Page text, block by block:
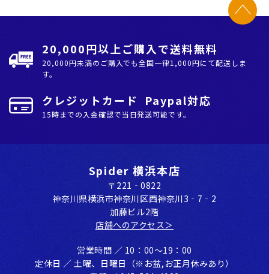
20,000円以上ご購入で送料無料
20,000円未満のご購入でも全国⼀律1,000円にて配送しま
す。
クレジットカード Paypal対応
15時までの入金確認で当日発送可能です。
Spider 横浜本店
〒221‐0822
神奈川県横浜市神奈川区⻄神奈川3‐7‐2
加藤ビル2階
店舗へのアクセス＞
営業時間 ／ 10：00〜19：00
定休⽇ ／ ⼟曜、⽇曜⽇（※お盆,お正⽉休みあり）